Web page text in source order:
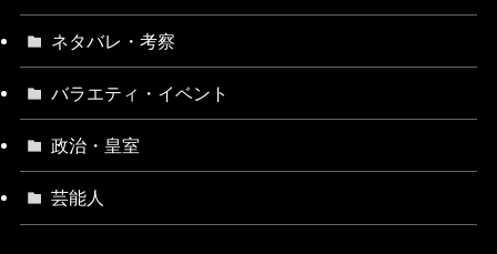
ネタバレ・考察
バラエティ・イベント
政治・皇室
芸能人